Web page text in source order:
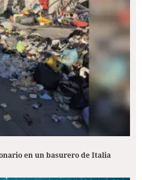
en un basurero de Italia